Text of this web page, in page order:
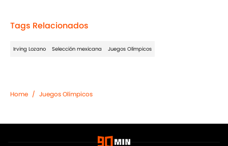
Tags Relacionados
Irving Lozano Selección mexicana Juegos Olímpicos
Home / Juegos Olímpicos